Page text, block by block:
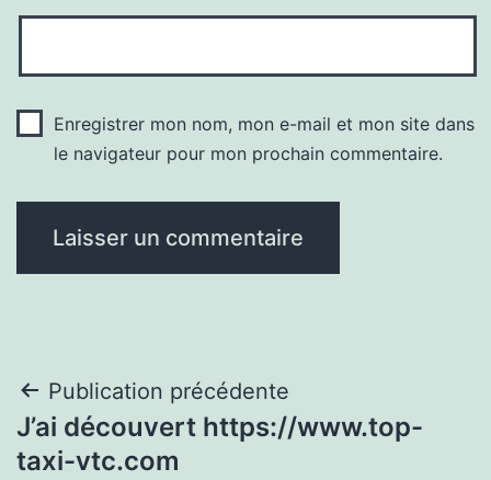
Enregistrer mon nom, mon e-mail et mon site dans
le navigateur pour mon prochain commentaire.
Navigation
de
Publication précédente
J’ai découvert https://www.top-
taxi-vtc.com